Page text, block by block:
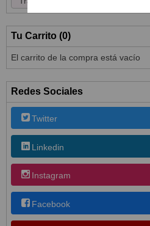
Tu Carrito (0)
El carrito de la compra está vacío
Redes Sociales
Twitter
Linkedin
Instagram
Facebook